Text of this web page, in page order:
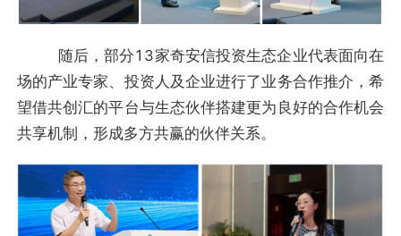
随后，部分13家奇安信投资生态企业代表面向在
场的产业专家、投资人及企业进行了业务合作推介，希
望借共创汇的平台与生态伙伴搭建更为良好的合作机会
共享机制，形成多方共赢的伙伴关系。